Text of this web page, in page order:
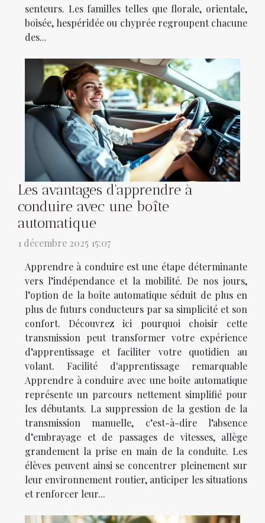
senteurs. Les familles telles que florale, orientale,
boisée, hespéridée ou chyprée regroupent chacune
des...
Les avantages d'apprendre à
conduire avec une boîte
automatique
1 décembre 2025 15:07
Apprendre à conduire est une étape déterminante
vers l’indépendance et la mobilité. De nos jours,
l’option de la boîte automatique séduit de plus en
plus de futurs conducteurs par sa simplicité et son
confort. Découvrez ici pourquoi choisir cette
transmission peut transformer votre expérience
d’apprentissage et faciliter votre quotidien au
volant. Facilité d'apprentissage remarquable
Apprendre à conduire avec une boîte automatique
représente un parcours nettement simplifié pour
les débutants. La suppression de la gestion de la
transmission manuelle, c’est-à-dire l’absence
d’embrayage et de passages de vitesses, allège
grandement la prise en main de la conduite. Les
élèves peuvent ainsi se concentrer pleinement sur
leur environnement routier, anticiper les situations
et renforcer leur...